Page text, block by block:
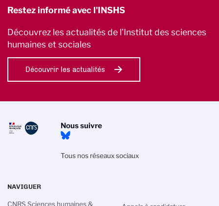
Restez informé avec l'INSHS
Découvrez les actualités de l’Institut des sciences
humaines et sociales
Découvrir les actualités
Nous suivre
Tous nos réseaux sociaux
NAVIGUER
CNRS Sciences humaines &